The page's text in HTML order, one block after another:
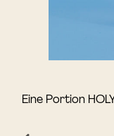
Eine Portion